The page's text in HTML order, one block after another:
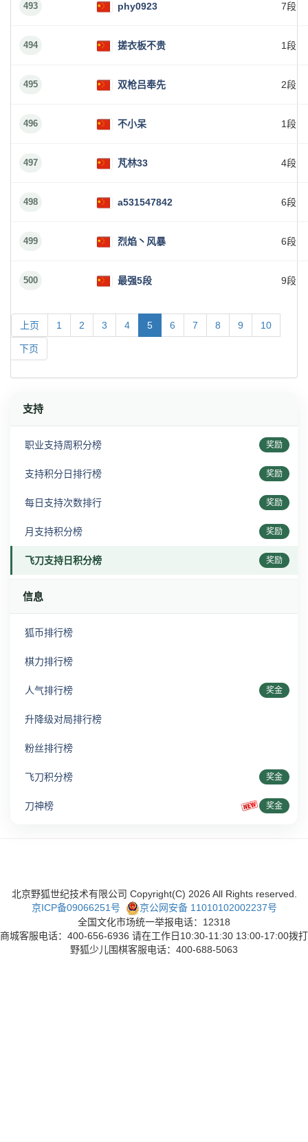
493 phy0923 7段
494 搓衣板不贵 1段
495 双枪吕奉先 2段
496 不小呆 1段
497 芃林33 4段
498 a531547842 6段
499 烈焰丶风暴 6段
500 最强5段 9段
上页 1 2 3 4 5 6 7 8 9 10
下页
支持
职业支持周积分榜 奖励
支持积分日排行榜 奖励
每日支持次数排行 奖励
月支持积分榜 奖励
飞刀支持日积分榜 奖励
信息
狐币排行榜
棋力排行榜
人气排行榜 奖金
升降级对局排行榜
粉丝排行榜
飞刀积分榜 奖金
刀神榜 奖金
北京野狐世纪技术有限公司 Copyright(C) 2026 All Rights reserved.
京ICP备09066251号
京公网安备 11010102002237号
全国文化市场统一举报电话：12318
商城客服电话：400-656-6936 请在工作日10:30-11:30 13:00-17:00拨打
野狐少儿围棋客服电话：400-688-5063